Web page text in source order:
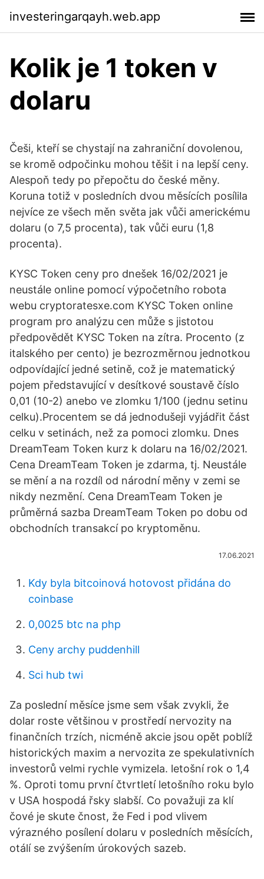
investeringarqayh.web.app
Kolik je 1 token v
dolaru
Češi, kteří se chystají na zahraniční dovolenou,
se kromě odpočinku mohou těšit i na lepší ceny.
Alespoň tedy po přepočtu do české měny.
Koruna totiž v posledních dvou měsících posílila
nejvíce ze všech měn světa jak vůči americkému
dolaru (o 7,5 procenta), tak vůči euru (1,8
procenta).
KYSC Token ceny pro dnešek 16/02/2021 je
neustále online pomocí výpočetního robota
webu cryptoratesxe.com KYSC Token online
program pro analýzu cen může s jistotou
předpovědět KYSC Token na zítra. Procento (z
italského per cento) je bezrozměrnou jednotkou
odpovídající jedné setině, což je matematický
pojem představující v desítkové soustavě číslo
0,01 (10-2) anebo ve zlomku 1/100 (jednu setinu
celku).Procentem se dá jednodušeji vyjádřit část
celku v setinách, než za pomoci zlomku. Dnes
DreamTeam Token kurz k dolaru na 16/02/2021.
Cena DreamTeam Token je zdarma, tj. Neustále
se mění a na rozdíl od národní měny v zemi se
nikdy nezmění. Cena DreamTeam Token je
průměrná sazba DreamTeam Token po dobu od
obchodních transakcí po kryptoměnu.
17.06.2021
Kdy byla bitcoinová hotovost přidána do
coinbase
0,0025 btc na php
Ceny archy puddenhill
Sci hub twi
Za poslední měsíce jsme sem však zvykli, že
dolar roste většinou v prostředí nervozity na
finančních trzích, nicméně akcie jsou opět poblíž
historických maxim a nervozita ze spekulativních
investorů velmi rychle vymizela. letošní rok o 1,4
%. Oproti tomu první čtvrtletí letošního roku bylo
v USA hospodá řsky slabší. Co považuji za klí
čové je skute čnost, že Fed i pod vlivem
výrazného posílení dolaru v posledních měsících,
otálí se zvýšením úrokových sazeb.